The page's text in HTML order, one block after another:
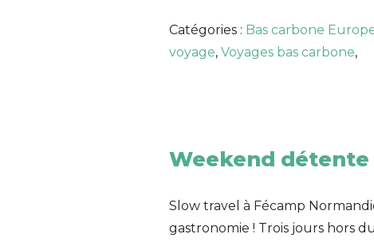
Catégories : Bas carbone
voyage, Voyages bas carbone,
Weekend détente
Slow travel à Fécamp
gastronomie ! Trois jours hors